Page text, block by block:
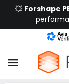
💥 Forshape